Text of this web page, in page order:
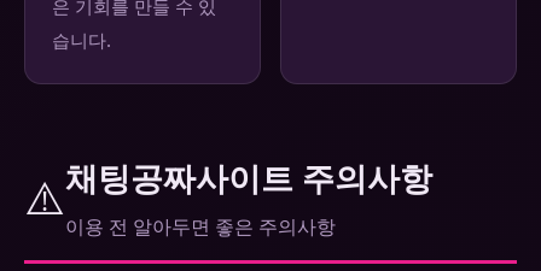
은 기회를 만들 수 있
습니다.
⚠️채팅공짜사이트 주의사항
이용 전 알아두면 좋은 주의사항